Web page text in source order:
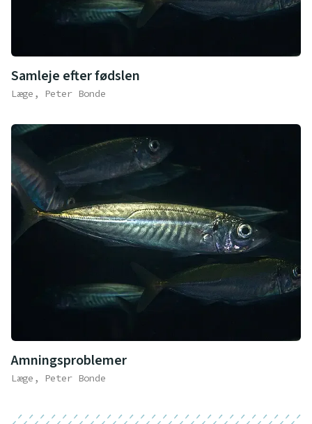
Samleje efter fødslen
Læge, Peter Bonde
Amningsproblemer
Læge, Peter Bonde